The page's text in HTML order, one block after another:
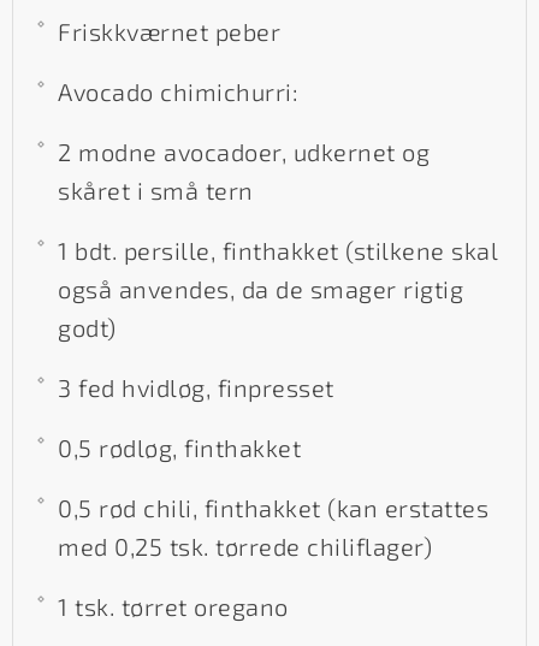
Friskkværnet peber
Avocado chimichurri:
2 modne avocadoer, udkernet og
skåret i små tern
1 bdt. persille, finthakket (stilkene skal
også anvendes, da de smager rigtig
godt)
3 fed hvidløg, finpresset
0,5 rødløg, finthakket
0,5 rød chili, finthakket (kan erstattes
med 0,25 tsk. tørrede chiliflager)
1 tsk. tørret oregano